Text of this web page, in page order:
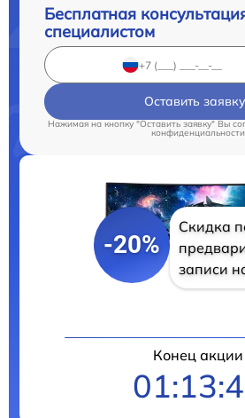
Бесплатная
специалистом
Оставить заявку
Нажимая на кнопку "Оставить заявку" Вы
конфиденциальности
-20%
Скидка
записи
Конец акции